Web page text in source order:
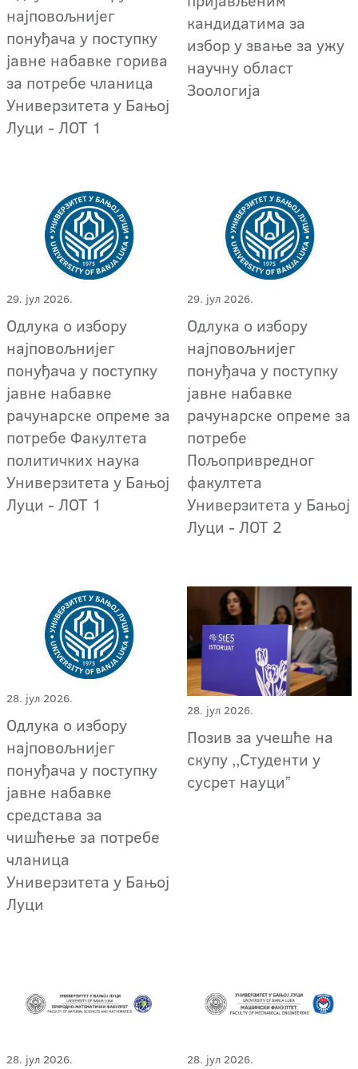
најповољнијег
понуђача у поступку
јавне набавке горива
за потребе чланица
Универзитета у Бањој
Луци - ЛОТ 1
кандидатима за
избор у звање за ужу
научну област
Зоологија
29. јул 2026.
Oдлука о избору
најповољнијег
понуђача у поступку
јавне набавке
рачунарске опреме за
потребе Факултета
политичких наука
Универзитета у Бањој
Луци - ЛОТ 1
29. јул 2026.
Oдлука о избору
најповољнијег
понуђача у поступку
јавне набавке
рачунарске опреме за
потребе
Пољопривредног
факултета
Универзитета у Бањој
Луци - ЛОТ 2
28. јул 2026.
Oдлука о избору
најповољнијег
понуђача у поступку
јавне набавке
средстава за
чишћење за потребе
чланица
Универзитета у Бањој
Луци
28. јул 2026.
Позив за учешће на
скупу ,,Студенти у
сусрет науциˮ
28. јул 2026. 28. јул 2026.